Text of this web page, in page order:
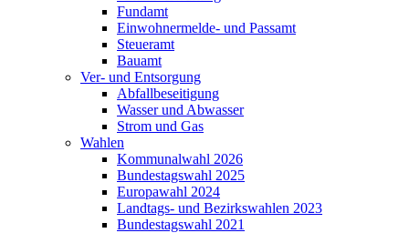
Fundamt
Einwohnermelde- und Passamt
Steueramt
Bauamt
Ver- und Entsorgung
Abfallbeseitigung
Wasser und Abwasser
Strom und Gas
Wahlen
Kommunalwahl 2026
Bundestagswahl 2025
Europawahl 2024
Landtags- und Bezirkswahlen 2023
Bundestagswahl 2021